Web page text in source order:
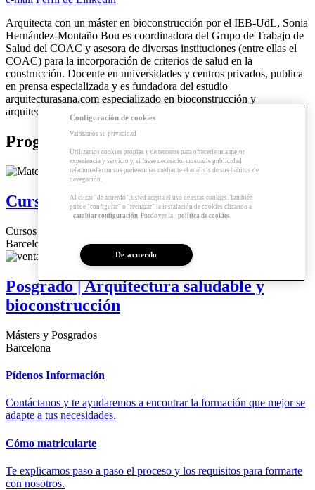
Arquitecta con un máster en bioconstrucción por el IEB-UdL, Sonia
Hernández-Montaño Bou es coordinadora del Grupo de Trabajo de
Salud del COAC y asesora de diversas instituciones (entre ellas el
COAC) para la incorporación de criterios de salud en la
construcción. Docente en universidades y centros privados, publica
en prensa especializada y es fundadora del estudio
arquitecturasana.com especializado en bioconstrucción y
arquitectura saludable.
Programas relacionados
Curso | Diseño interior saludable
Cursos y Módulos
Barcelona
Posgrado | Arquitectura saludable y
bioconstrucción
Másters y Posgrados
Barcelona
Pídenos Información
Contáctanos y te ayudaremos a encontrar la formación que mejor se
adapte a tus necesidades.
Cómo matricularte
Te explicamos paso a paso el proceso y los requisitos para formarte
con nosotros.
Configuración de cookies
Valoramos su privacidad
Utilizamos cookies propias y de terceros para ofrecerle una mejor
experiencia y servicio y, si fuese necesario, mostrarle publicidad
relacionada con sus preferencias mediante el análisis de sus hábitos de
navegación.
Al clicar "de acuerdo", usted acepta el uso de estas cookies. También
puede "configurar" o "rechazar" la instalación de cookies clicando a
cambiar configuración. Puede ver la política de cookies
De acuerdo